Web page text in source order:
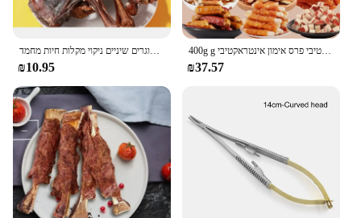
₪10.95
400g g כלב חטיף ביסקוויטים כלבים לחיות מחמד ניקוי קידום עיכול כלב אינטראקטיבי פרס אימון אינטראקטיבי
₪37.57